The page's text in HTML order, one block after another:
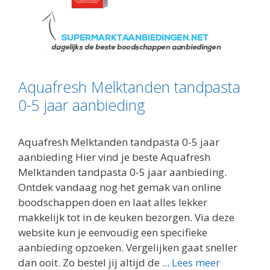
Aquafresh Melktanden tandpasta
0-5 jaar aanbieding
Aquafresh Melktanden tandpasta 0-5 jaar
aanbieding Hier vind je beste Aquafresh
Melktanden tandpasta 0-5 jaar aanbieding.
Ontdek vandaag nog het gemak van online
boodschappen doen en laat alles lekker
makkelijk tot in de keuken bezorgen. Via deze
website kun je eenvoudig een specifieke
aanbieding opzoeken. Vergelijken gaat sneller
dan ooit. Zo bestel jij altijd de ... Lees meer